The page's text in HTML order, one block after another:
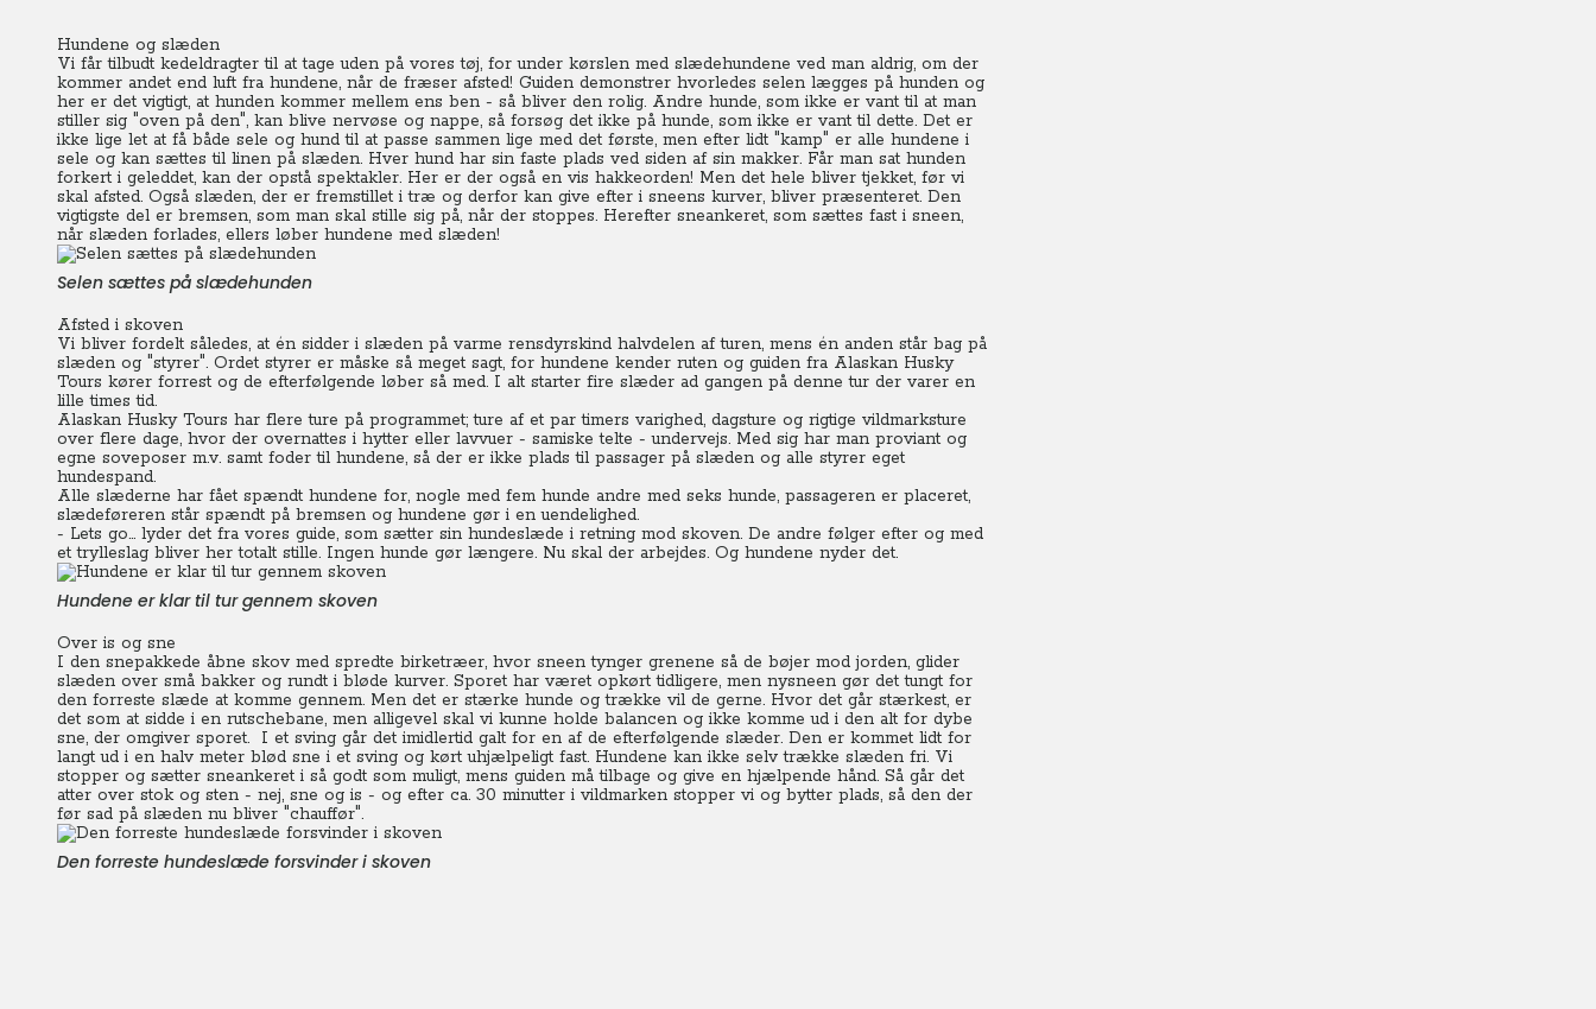
Hundene og slæden
Vi får tilbudt kedeldragter til at tage uden på vores tøj, for under kørslen med slædehundene ved man aldrig, om der
kommer andet end luft fra hundene, når de fræser afsted! Guiden demonstrer hvorledes selen lægges på hunden og
her er det vigtigt, at hunden kommer mellem ens ben - så bliver den rolig. Andre hunde, som ikke er vant til at man
stiller sig "oven på den", kan blive nervøse og nappe, så forsøg det ikke på hunde, som ikke er vant til dette. Det er
ikke lige let at få både sele og hund til at passe sammen lige med det første, men efter lidt "kamp" er alle hundene i
sele og kan sættes til linen på slæden. Hver hund har sin faste plads ved siden af sin makker. Får man sat hunden
forkert i geleddet, kan der opstå spektakler. Her er der også en vis hakkeorden! Men det hele bliver tjekket, før vi
skal afsted. Også slæden, der er fremstillet i træ og derfor kan give efter i sneens kurver, bliver præsenteret. Den
vigtigste del er bremsen, som man skal stille sig på, når der stoppes. Herefter sneankeret, som sættes fast i sneen,
når slæden forlades, ellers løber hundene med slæden!
Selen sættes på slædehunden
Afsted i skoven
Vi bliver fordelt således, at én sidder i slæden på varme rensdyrskind halvdelen af turen, mens én anden står bag på
slæden og "styrer". Ordet styrer er måske så meget sagt, for hundene kender ruten og guiden fra Alaskan Husky
Tours kører forrest og de efterfølgende løber så med. I alt starter fire slæder ad gangen på denne tur der varer en
lille times tid.
Alaskan Husky Tours har flere ture på programmet; ture af et par timers varighed, dagsture og rigtige vildmarksture
over flere dage, hvor der overnattes i hytter eller lavvuer - samiske telte - undervejs. Med sig har man proviant og
egne soveposer m.v. samt foder til hundene, så der er ikke plads til passager på slæden og alle styrer eget
hundespand.
Alle slæderne har fået spændt hundene for, nogle med fem hunde andre med seks hunde, passageren er placeret,
slædeføreren står spændt på bremsen og hundene gør i en uendelighed.
- Lets go… lyder det fra vores guide, som sætter sin hundeslæde i retning mod skoven. De andre følger efter og med
et trylleslag bliver her totalt stille. Ingen hunde gør længere. Nu skal der arbejdes. Og hundene nyder det.
Hundene er klar til tur gennem skoven
Over is og sne
I den snepakkede åbne skov med spredte birketræer, hvor sneen tynger grenene så de bøjer mod jorden, glider
slæden over små bakker og rundt i bløde kurver. Sporet har været opkørt tidligere, men nysneen gør det tungt for
den forreste slæde at komme gennem. Men det er stærke hunde og trække vil de gerne. Hvor det går stærkest, er
det som at sidde i en rutschebane, men alligevel skal vi kunne holde balancen og ikke komme ud i den alt for dybe
sne, der omgiver sporet.
I et sving går det imidlertid galt for en af de efterfølgende slæder. Den er kommet lidt for
langt ud i en halv meter blød sne i et sving og kørt uhjælpeligt fast. Hundene kan ikke selv trække slæden fri. Vi
stopper og sætter sneankeret i så godt som muligt, mens guiden må tilbage og give en hjælpende hånd. Så går det
atter over stok og sten - nej, sne og is - og efter ca. 30 minutter i vildmarken stopper vi og bytter plads, så den der
før sad på slæden nu bliver "chauffør".
Den forreste hundeslæde forsvinder i skoven